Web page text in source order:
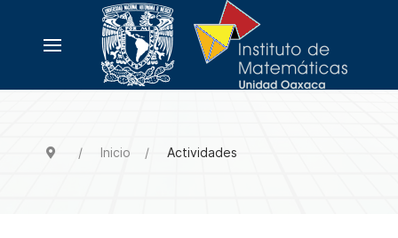
Inicio Actividades